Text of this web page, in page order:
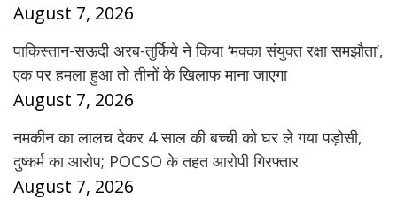
August 7, 2026
पाकिस्तान-सऊदी अरब-तुर्किये ने किया ‘मक्का संयुक्त रक्षा समझौता’,
एक पर हमला हुआ तो तीनों के खिलाफ माना जाएगा
August 7, 2026
नमकीन का लालच देकर 4 साल की बच्ची को घर ले गया पड़ोसी,
दुष्कर्म का आरोप; POCSO के तहत आरोपी गिरफ्तार
August 7, 2026